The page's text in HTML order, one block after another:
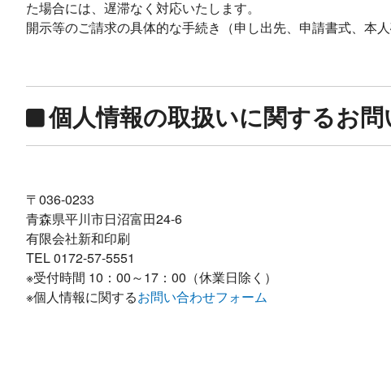
た場合には、遅滞なく対応いたします。
開示等のご請求の具体的な手続き（申し出先、申請書式、本
個人情報の取扱いに関するお
〒036-0233
青森県平川市日沼富田24-6
有限会社新和印刷
TEL 0172-57-5551
※受付時間 10：00～17：00 （休業日除く）
※個人情報に関するお問い合わせフォーム